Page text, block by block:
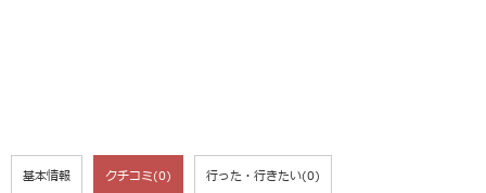
基本情報 クチコミ(0) 行った・行きたい(0)